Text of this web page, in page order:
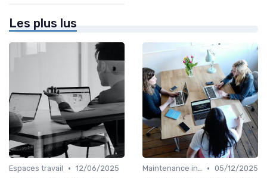
Les plus lus
Espaces travail • 12/06/2025
Maintenance infrastructures • 05/12/2025